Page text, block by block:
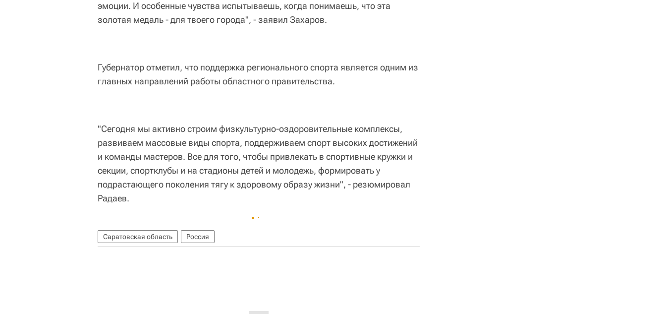
эмоции. И особенные чувства испытываешь, когда понимаешь, что эта
золотая медаль - для твоего города", - заявил Захаров.
Губернатор отметил, что поддержка регионального спорта является одним из
главных направлений работы областного правительства.
"Сегодня мы активно строим физкультурно-оздоровительные комплексы,
развиваем массовые виды спорта, поддерживаем спорт высоких достижений
и команды мастеров. Все для того, чтобы привлекать в спортивные кружки и
секции, спортклубы и на стадионы детей и молодежь, формировать у
подрастающего поколения тягу к здоровому образу жизни", - резюмировал
Радаев.
Саратовская область Россия